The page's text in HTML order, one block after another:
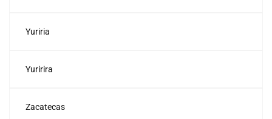
Yuriria
Yuririra
Zacatecas